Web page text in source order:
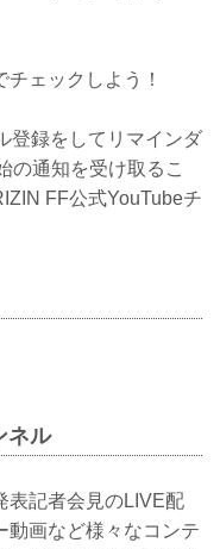
ェックしよう！
登録をしてリマインダ
の通知を受け取るこ
FF公式YouTubeチ
ネル
表記者会見のLIVE配
動画など様々なコンテ